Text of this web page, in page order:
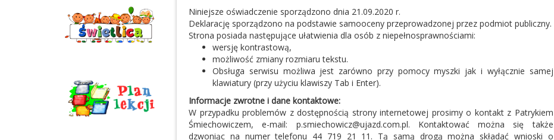
Niniejsze oświadczenie sporządzono dnia 21.09.2020 r.
Deklarację sporządzono na podstawie samooceny przeprowadzonej przez podmiot publiczny.
Strona posiada następujące ułatwienia dla osób z niepełnosprawnościami:
wersję kontrastową,
możliwość zmiany rozmiaru tekstu.
Obsługa serwisu możliwa jest zarówno przy pomocy myszki jak i wyłącznie samej
klawiatury (przy użyciu klawiszy Tab i Enter).
Informacje zwrotne i dane kontaktowe:
W przypadku problemów z dostępnością strony internetowej prosimy o kontakt z Patrykiem
Śmiechowiczem, e-mail: p.smiechowicz@ujazd.com.pl. Kontaktować można się także
dzwoniąc na numer telefonu 44 719 21 11. Tą samą drogą można składać wnioski o